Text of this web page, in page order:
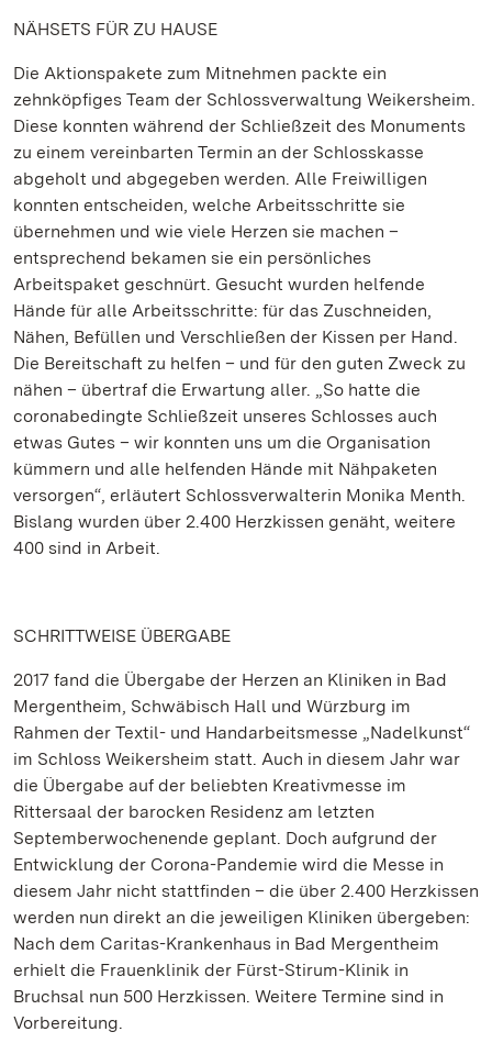
NÄHSETS FÜR ZU HAUSE
Die Aktionspakete zum Mitnehmen packte ein
zehnköpfiges Team der Schlossverwaltung Weikersheim.
Diese konnten während der Schließzeit des Monuments
zu einem vereinbarten Termin an der Schlosskasse
abgeholt und abgegeben werden. Alle Freiwilligen
konnten entscheiden, welche Arbeitsschritte sie
übernehmen und wie viele Herzen sie machen –
entsprechend bekamen sie ein persönliches
Arbeitspaket geschnürt. Gesucht wurden helfende
Hände für alle Arbeitsschritte: für das Zuschneiden,
Nähen, Befüllen und Verschließen der Kissen per Hand.
Die Bereitschaft zu helfen – und für den guten Zweck zu
nähen – übertraf die Erwartung aller. „So hatte die
coronabedingte Schließzeit unseres Schlosses auch
etwas Gutes – wir konnten uns um die Organisation
kümmern und alle helfenden Hände mit Nähpaketen
versorgen“, erläutert Schlossverwalterin Monika Menth.
Bislang wurden über 2.400 Herzkissen genäht, weitere
400 sind in Arbeit.
SCHRITTWEISE ÜBERGABE
2017 fand die Übergabe der Herzen an Kliniken in Bad
Mergentheim, Schwäbisch Hall und Würzburg im
Rahmen der Textil- und Handarbeitsmesse „Nadelkunst“
im Schloss Weikersheim statt. Auch in diesem Jahr war
die Übergabe auf der beliebten Kreativmesse im
Rittersaal der barocken Residenz am letzten
Septemberwochenende geplant. Doch aufgrund der
Entwicklung der Corona-Pandemie wird die Messe in
diesem Jahr nicht stattfinden – die über 2.400 Herzkissen
werden nun direkt an die jeweiligen Kliniken übergeben:
Nach dem Caritas-Krankenhaus in Bad Mergentheim
erhielt die Frauenklinik der Fürst-Stirum-Klinik in
Bruchsal nun 500 Herzkissen. Weitere Termine sind in
Vorbereitung.